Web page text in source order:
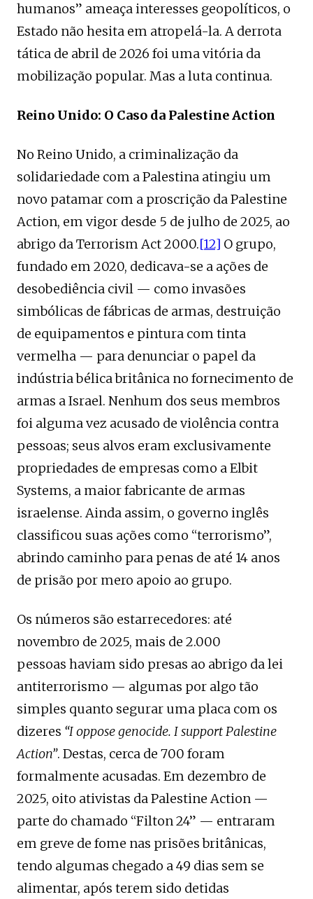
humanos” ameaça interesses geopolíticos, o
Estado não hesita em atropelá-la. A derrota
tática de abril de 2026 foi uma vitória da
mobilização popular. Mas a luta continua.
Reino Unido: O Caso da Palestine Action
No Reino Unido, a criminalização da
solidariedade com a Palestina atingiu um
novo patamar com a proscrição da Palestine
Action, em vigor desde 5 de julho de 2025, ao
abrigo da Terrorism Act 2000.[12] O grupo,
fundado em 2020, dedicava-se a ações de
desobediência civil — como invasões
simbólicas de fábricas de armas, destruição
de equipamentos e pintura com tinta
vermelha — para denunciar o papel da
indústria bélica britânica no fornecimento de
armas a Israel. Nenhum dos seus membros
foi alguma vez acusado de violência contra
pessoas; seus alvos eram exclusivamente
propriedades de empresas como a Elbit
Systems, a maior fabricante de armas
israelense. Ainda assim, o governo inglês
classificou suas ações como “terrorismo”,
abrindo caminho para penas de até 14 anos
de prisão por mero apoio ao grupo.
Os números são estarrecedores: até
novembro de 2025, mais de 2.000
pessoas haviam sido presas ao abrigo da lei
antiterrorismo — algumas por algo tão
simples quanto segurar uma placa com os
dizeres “I oppose genocide. I support Palestine
Action”. Destas, cerca de 700 foram
formalmente acusadas. Em dezembro de
2025, oito ativistas da Palestine Action —
parte do chamado “Filton 24” — entraram
em greve de fome nas prisões britânicas,
tendo algumas chegado a 49 dias sem se
alimentar, após terem sido detidas